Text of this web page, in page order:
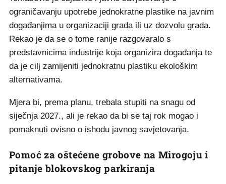
ograničavanju upotrebe jednokratne plastike na javnim
događanjima u organizaciji grada ili uz dozvolu grada.
Rekao je da se o tome ranije razgovaralo s
predstavnicima industrije koja organizira događanja te
da je cilj zamijeniti jednokratnu plastiku ekološkim
alternativama.
Mjera bi, prema planu, trebala stupiti na snagu od
siječnja 2027., ali je rekao da bi se taj rok mogao i
pomaknuti ovisno o ishodu javnog savjetovanja.
Pomoć za oštećene grobove na Mirogoju i
pitanje blokovskog parkiranja